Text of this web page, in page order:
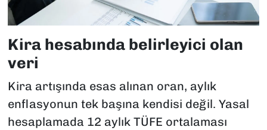
Kira hesabında belirleyici olan
veri
Kira artışında esas alınan oran, aylık
enflasyonun tek başına kendisi değil. Yasal
hesaplamada 12 aylık TÜFE ortalaması